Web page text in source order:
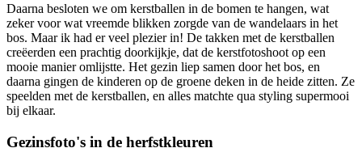
Daarna besloten we om kerstballen in de bomen te hangen, wat
zeker voor wat vreemde blikken zorgde van de wandelaars in het
bos. Maar ik had er veel plezier in! De takken met de kerstballen
creëerden een prachtig doorkijkje, dat de kerstfotoshoot op een
mooie manier omlijstte. Het gezin liep samen door het bos, en
daarna gingen de kinderen op de groene deken in de heide zitten. Ze
speelden met de kerstballen, en alles matchte qua styling supermooi
bij elkaar.
Gezinsfoto's in de herfstkleuren